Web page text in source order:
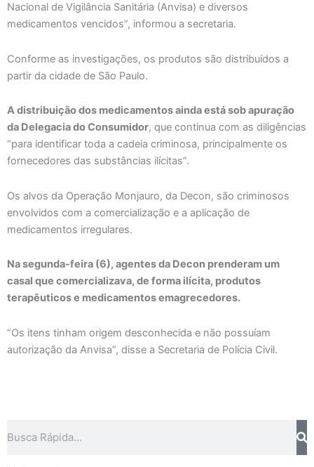
Nacional de Vigilância Sanitária (Anvisa) e diversos
medicamentos vencidos”, informou a secretaria.
Conforme as investigações, os produtos são distribuídos a
partir da cidade de São Paulo.
A distribuição dos medicamentos ainda está sob apuração
da Delegacia do Consumidor, que continua com as diligências
“para identificar toda a cadeia criminosa, principalmente os
fornecedores das substâncias ilícitas”.
Os alvos da Operação Monjauro, da Decon, são criminosos
envolvidos com a comercialização e a aplicação de
medicamentos irregulares.
Na segunda-feira (6), agentes da Decon prenderam um
casal que comercializava, de forma ilícita, produtos
terapêuticos e medicamentos emagrecedores.
“Os itens tinham origem desconhecida e não possuíam
autorização da Anvisa”, disse a Secretaria de Polícia Civil.